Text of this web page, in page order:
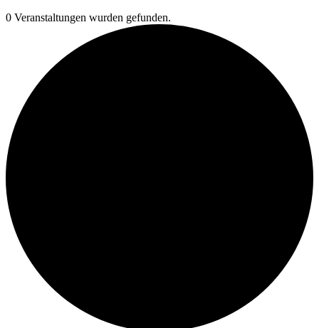
0 Veranstaltungen wurden gefunden.